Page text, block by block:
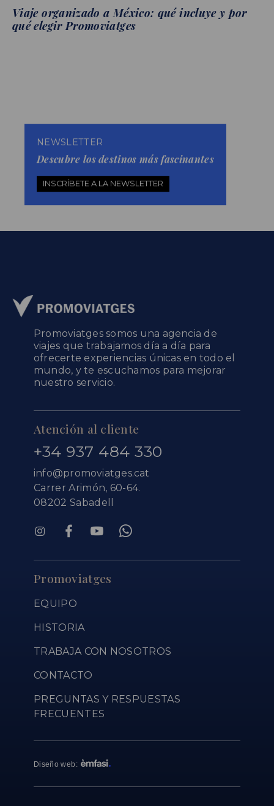
Viaje organizado a México: qué incluye y por
qué elegir Promoviatges
NEWSLETTER
Descubre los destinos más fascinantes
INSCRÍBETE A LA NEWSLETTER
Promoviatges somos una agencia de
viajes que trabajamos día a día para
ofrecerte experiencias únicas en todo el
mundo, y te escuchamos para mejorar
nuestro servicio.
Atención al cliente
+34 937 484 330
info@promoviatges.cat
Carrer Arimón, 60-64.
08202 Sabadell
Promoviatges
EQUIPO
HISTORIA
TRABAJA CON NOSOTROS
CONTACTO
PREGUNTAS Y RESPUESTAS
FRECUENTES
Diseño web :